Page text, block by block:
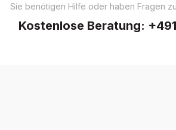
Sie benötigen Hilfe oder haben Fragen
Kostenlose Beratung: